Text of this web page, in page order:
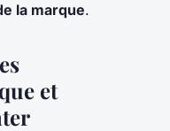
la marque.
et